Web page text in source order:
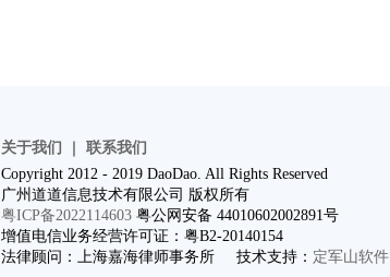
关于我们
联系我们
Copyright 2012 - 2019 DaoDao. All Rights Reserved
广州道道信息技术有限公司 版权所有
粤ICP备2022114603 粤公网安备 44010602002891号
增值电信业务经营许可证：粤B2-20140154
法律顾问：上海嘉海律师事务所 技术支持： 定军山软件